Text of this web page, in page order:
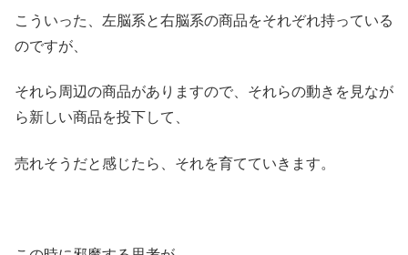
こういった、左脳系と右脳系の商品をそれぞれ持っている
のですが、
それら周辺の商品がありますので、それらの動きを見なが
ら新しい商品を投下して、
売れそうだと感じたら、それを育てていきます。